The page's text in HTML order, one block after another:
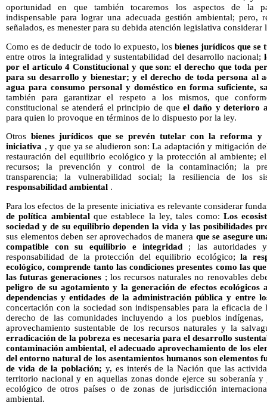
oportunidad en que también tocaremos los aspectos de la
indispensable para lograr una adecuada gestión ambiental; pero,
señalados, es menester para su debida atención legislativa
Como es de deducir de todo lo expuesto, los bienes jurídicos que
entre otros la integralidad y sustentabilidad del desarrollo nacional;
por el artículo 4 Constitucional y que son: el derecho que toda
para su desarrollo y bienestar; y el derecho de toda persona al
agua para consumo personal y doméstico en forma suficiente,
también para garantizar el respeto a los mismos, que
constitucional se atenderá el principio de queel daño y deterioro
para quien lo provoque en términos de lo dispuesto por la ley.
Otros bienes jurídicos que se prevén tutelar con la reforma y
iniciativa , y que ya se aludieron son: La adaptación y mitigación
restauración del equilibrio ecológico y la protección al ambiente;
recursos; la prevención y control de la contaminación; la
transparencia; la vulnerabilidad social; la resiliencia de los
responsabilidad ambiental .
Para los efectos de la presente iniciativa es relevante considerar
de política ambiental que establece la ley, tales como: Los
sociedad y de su equilibrio dependen la vida y las posibilidades
sus elementos deben ser aprovechados de manera que se asegure
compatible con su equilibrio e integridad ; las autoridades
responsabilidad de la protección del equilibrio ecológico;la
ecológico, comprende tanto las condiciones presentes como las
las futuras generaciones ; los recursos naturales no renovables
peligro de su agotamiento y la generación de efectos ecológicos
dependencias y entidades de la administración pública y entre
concertación con la sociedad son indispensables para la eficacia de
derecho de las comunidades incluyendo a los pueblos
aprovechamiento sustentable de los recursos naturales y la
erradicación de la pobreza es necesaria para el desarrollo
contaminación ambiental, el adecuado aprovechamiento de los
del entorno natural de los asentamientos humanos son elementos
de vida de la población; y, es interés de la Nación que las
territorio nacional y en aquellas zonas donde ejerce su soberanía
ecológico de otros países o de zonas de jurisdicción
ambiental.